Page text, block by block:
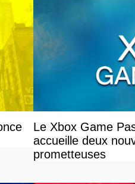
Le Xbox Game
accueille deux
prometteuses